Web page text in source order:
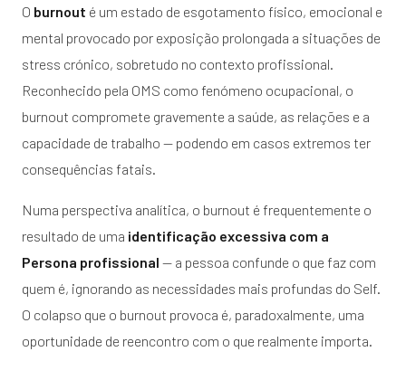
O burnout é um estado de esgotamento físico, emocional e
mental provocado por exposição prolongada a situações de
stress crónico, sobretudo no contexto profissional.
Reconhecido pela OMS como fenómeno ocupacional, o
burnout compromete gravemente a saúde, as relações e a
capacidade de trabalho — podendo em casos extremos ter
consequências fatais.
Numa perspectiva analítica, o burnout é frequentemente o
resultado de uma identificação excessiva com a
Persona profissional — a pessoa confunde o que faz com
quem é, ignorando as necessidades mais profundas do Self.
O colapso que o burnout provoca é, paradoxalmente, uma
oportunidade de reencontro com o que realmente importa.